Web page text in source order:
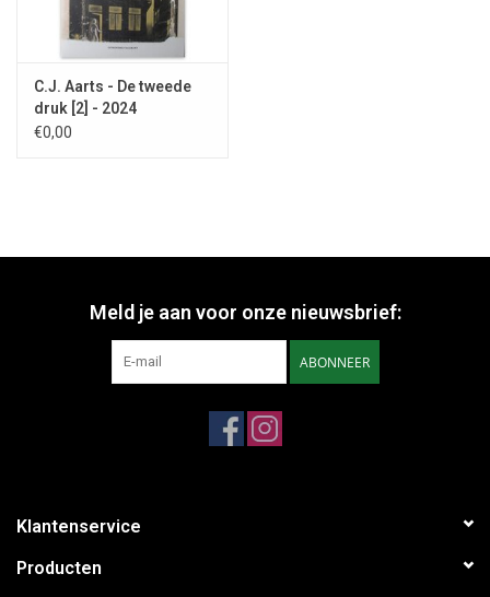
C.J. Aarts - De tweede
druk [2] - 2024
€0,00
Meld je aan voor onze nieuwsbrief:
ABONNEER
Klantenservice
Producten